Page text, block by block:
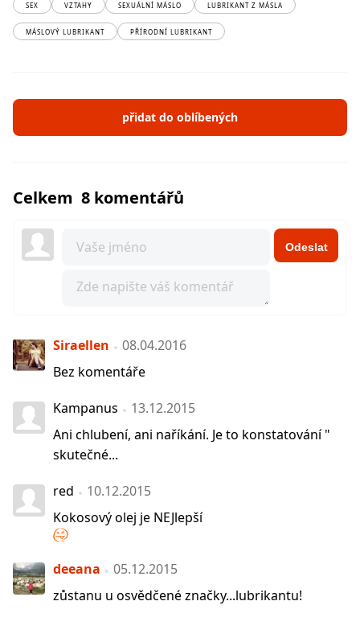
SEX VZTAHY SEXUÁLNÍ MÁSLO LUBRIKANT Z MÁSLA
MÁSLOVÝ LUBRIKANT PŘÍRODNÍ LUBRIKANT
přidat do oblíbených
Celkem 8 komentářů
Odeslat
Siraellen
08.04.2016
Bez komentáře
Kampanus
13.12.2015
Ani chlubení, ani naříkání. Je to konstatování "
skutečné...
red
10.12.2015
Kokosový olej je NEJlepší
deeana
05.12.2015
zůstanu u osvědčené značky...lubrikantu!